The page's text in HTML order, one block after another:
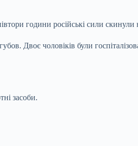
години російські сили скинули
Двоє чоловіків були
засоби.